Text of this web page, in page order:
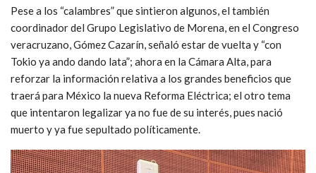
Pese a los “calambres” que sintieron algunos, el también
coordinador del Grupo Legislativo de Morena, en el Congreso
veracruzano, Gómez Cazarín, señaló estar de vuelta y “con
Tokio ya ando dando lata”; ahora en la Cámara Alta, para
reforzar la información relativa a los grandes beneficios que
traerá para México la nueva Reforma Eléctrica; el otro tema
que intentaron legalizar ya no fue de su interés, pues nació
muerto y ya fue sepultado políticamente.